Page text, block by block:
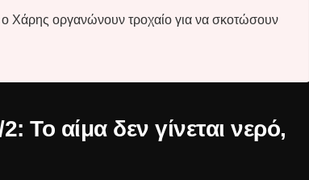
ο Χάρης οργανώνουν τροχαίο για να σκοτώσουν
Το αίμα δεν γίνεται νερό,